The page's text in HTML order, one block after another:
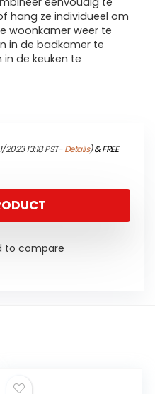
hang ze individueel om
woonkamer weer te
in de badkamer te
de keuken te
13:18 PST-Details)&FREE
to compare